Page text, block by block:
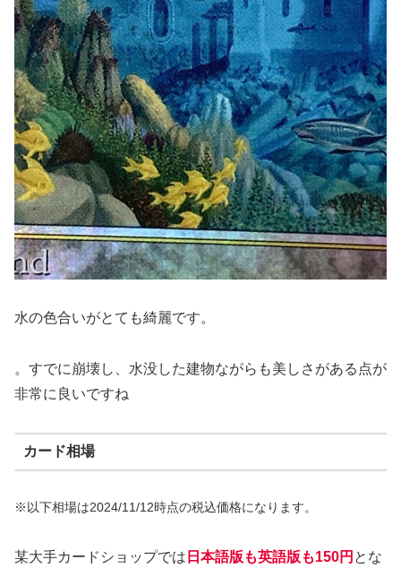
水の色合いがとても綺麗です。
。すでに崩壊し、水没した建物ながらも美しさがある点が
非常に良いですね
カード相場
※以下相場は2024/11/12時点の税込価格になります。
某大手カードショップでは 日本語版も英語版も150円 とな